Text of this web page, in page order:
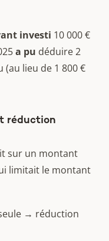
investi 10 000 €
a pu déduire 2
(au lieu de 1 800 €
réduction
sur un montant
limitait le montant
→ réduction